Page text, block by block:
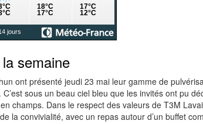
semaine
ont présenté jeudi 23 mai leur gamme de
sous un beau ciel bleu que les invités ont pu
champs. Dans le respect des valeurs de T3M
la convivialité, avec un repas autour d’un buffet